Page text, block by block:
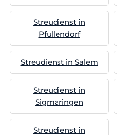
Streudienst in
Pfullendorf
Streudienst in Salem
Streudienst in
Sigmaringen
Streudienst in